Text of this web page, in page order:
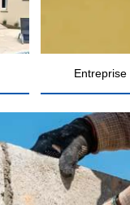
Entreprise